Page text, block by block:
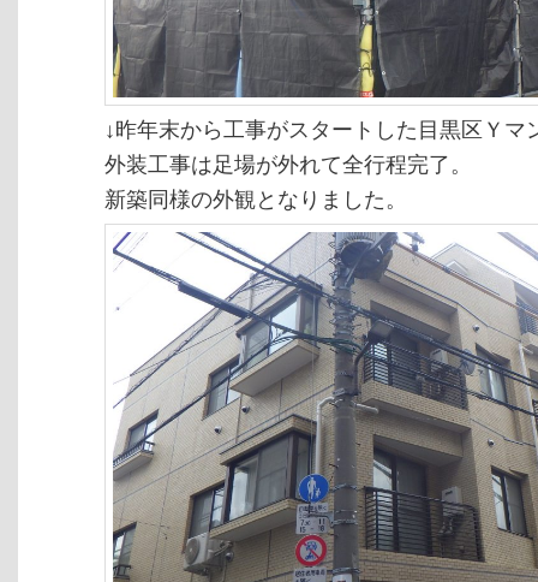
↓昨年末から工事がスタートした目黒区Ｙマ
外装工事は足場が外れて全行程完了。
新築同様の外観となりました。